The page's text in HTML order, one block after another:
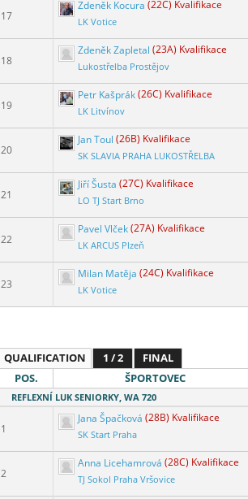
17
Zdeněk Kocura (22C) Kvalifikace
LK Votice
18
Zdeněk Zapletal (23A) Kvalifikace
Lukostřelba Prostějov
19
Petr Kašprák(26C) Kvalifikace
LK Litvínov
20
Jan Toul (26B) Kvalifikace
SK SLAVIA PRAHA LUKOSTŘELBA
21
Jiří Šusta (27C) Kvalifikace
LO TJ Start Brno
22
Pavel Vlček(27A) Kvalifikace
LK ARCUS Plzeň
23
Milan Matěja (24C) Kvalifikace
LK Votice
QUALIFICATION 1 / 2
FINAL
POS.
ŠPORTOVEC
REFLEXNÍ LUK SENIORKY, WA 720
1
Jana Špačková (28B) Kvalifikace
SK Start Praha
2
Anna Licehamrová (28C) Kvalifikace
TJ Sokol Praha Vršovice